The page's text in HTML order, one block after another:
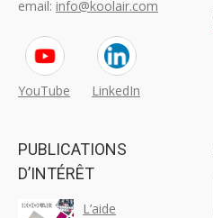
email: info@koolair.com
YouTube LinkedIn
PUBLICATIONS
D’INTÉRÊT
L’aide